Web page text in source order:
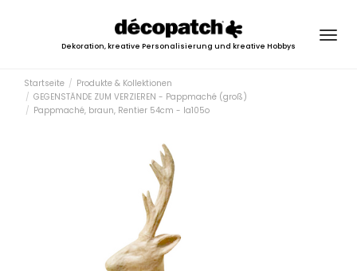
Dekoration, kreative Personalisierung und kreative Hobbys
Startseite
Produkte & Kollektionen
GEGENSTÄNDE ZUM VERZIEREN - Pappmaché (groß)
Pappmaché, braun, Rentier 54cm - la105o